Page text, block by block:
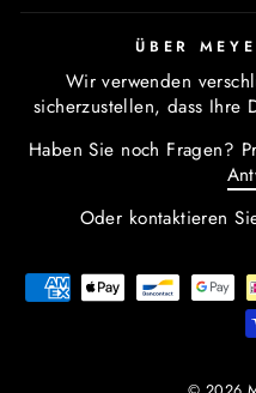
ÜBER
Wir verwenden
sicherzustellen, dass Ihre
Haben Sie noch Fragen?
Oder kontaktieren